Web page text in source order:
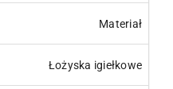
Materiał
Łożyska igiełkowe